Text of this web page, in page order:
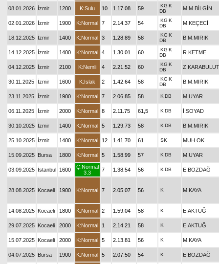
08.01.2026 İzmir 1200 K:Sulu 10 1.17.08 59 KG K
DB
M.M.BİLGİN
02.01.2026 İzmir 1900 K:Normal 7 2.14.37 54 KG K
DB
M.KEÇECİ
18.12.2025 İzmir 1400 K:Normal 3 1.28.89 58 KG K
DB
B.M.MIRIK
14.12.2025 İzmir 1400 K:Normal 4 1.30.01 60 KG K
DB
R.KETME
04.12.2025 İzmir 2100 K:Nemli 4 2.21.52 60 KG K
DB
Z.KARABULUT
30.11.2025 İzmir 1600 K:Islak 2 1.42.64 58 KG K
DB
B.M.MIRIK
23.11.2025 İzmir 1900 K:Normal 7 2.06.85 58 K DB M.UYAR
06.11.2025 İzmir 2000 K:Normal 8 2.11.75 61,5 K DB İ.SOYAD
30.10.2025 İzmir 1400 K:Normal 5 1.29.73 58 K DB B.M.MIRIK
25.10.2025 İzmir 1400 K:Normal 12 1.41.70 61 SK MUH.OK
15.09.2025 Bursa 1800 K:Normal 5 1.58.99 57 K DB M.UYAR
03.09.2025 İstanbul 1600
Ç:Normal
3.3
7 1.38.54 56 K DB E.BOZDAĞ
28.08.2025 Kocaeli 1900 K:Normal 7 2.05.07 56 K M.KAYA
14.08.2025 Kocaeli 1800 K:Normal 2 1.59.04 58 K E.AKTUĞ
29.07.2025 Kocaeli 2000 K:Normal 1 2.14.21 58 K E.AKTUĞ
15.07.2025 Kocaeli 2000 K:Normal 5 2.13.81 56 K M.KAYA
04.07.2025 Bursa 1900 K:Normal 5 2.07.50 54 K E.BOZDAĞ